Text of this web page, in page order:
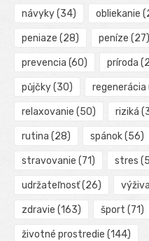
návyky(34) obliekanie
peniaze (28) peníze (27)
prevencia (60) príroda
půjčky(30) regenerácia
relaxovanie (50) riziká
rutina (28) spánok(56)
stravovanie (71) stres
udržateľnosť(26) výživa
zdravie (163) šport (71)
životné prostredie (144)